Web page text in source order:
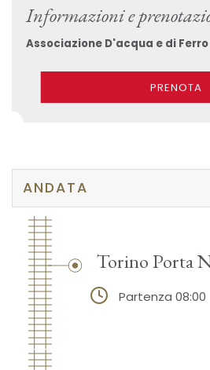
Informazioni e
Associazione D'acqua e di Ferro
PRENOTA
ANDATA
Torino Porta
Partenza 08:00